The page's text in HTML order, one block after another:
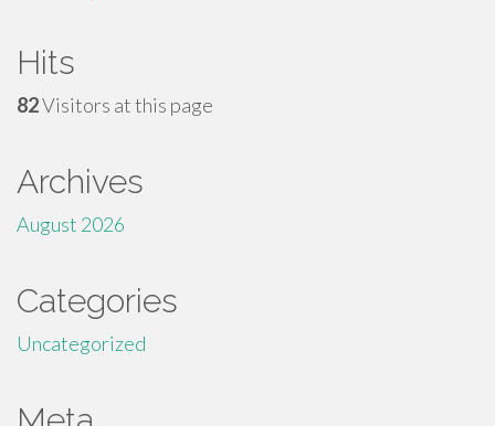
Hits
82Visitors at this page
Archives
August 2026
Categories
Uncategorized